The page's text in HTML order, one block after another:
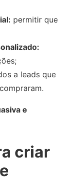
permitir que
a leads que
e
criar